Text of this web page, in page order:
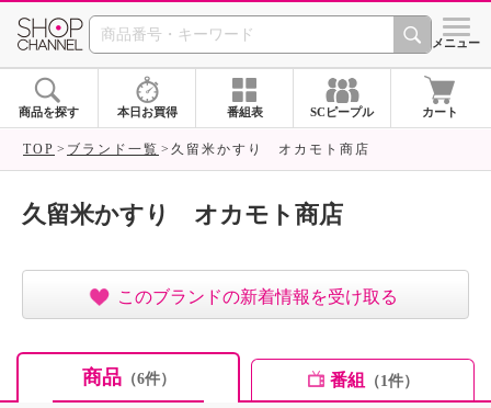
SHOP CHANNEL ショッ
メニュー
商品を探す 本日お買得 番組表 SCピープル カート
TOP ブランド一覧 久留米かすり オカモト商店
久留米かすり オカモト商店
このブランドの新着情報を受け取る
商品（6件） 番組 （1件）